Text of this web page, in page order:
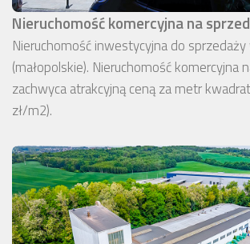
Nieruchomość komercyjna na
Nieruchomość inwestycyjna do
(małopolskie). Nieruchomość komercyjna
zachwyca atrakcyjną ceną za metr
zł/m2).